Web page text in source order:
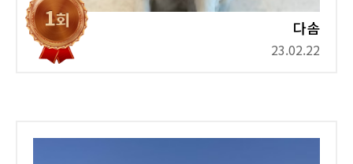
다솜
23.02.22